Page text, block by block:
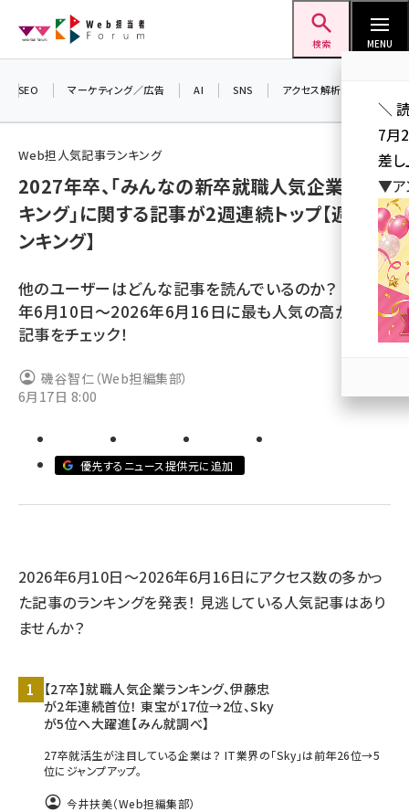
ン
検索 MENU
seo (3523)
ai (2804)
note (2312)
セミナー (2303)
z世代 (1622)
llmo (1161)
SEO マーケティング／広告 AI SNS アクセス解析／データ分析
Web担人気記事ランキング
2027年卒、「みんなの新卒就職人気企業ラン
キング」に関する記事が2週連続トップ【週間ラ
ンキング】
他のユーザーはどんな記事を読んでいるのか？ 2026
年6月10日～2026年6月16日に最も人気の高かった
記事をチェック！
磯谷智仁（Web担編集部）
6月17日 8:00
優先するニュース提供元に追加
2026年6月10日～2026年6月16日にアクセス数の多かっ
た記事のランキングを発表！ 見逃している人気記事はあり
ませんか？
【27卒】就職人気企業ランキング、伊藤忠
が2年連続首位！ 東宝が17位→2位、Sky
が5位へ大躍進【みん就調べ】
27卒就活生が注目している企業は？ IT業界の「Sky」は前年26位→5
位にジャンプアップ。
今井扶美（Web担編集部）
＼
7月
差し
▼ア